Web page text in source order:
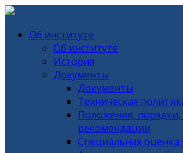
Об институте
Об институте
История
Документы
Документы
Техническая
Положения,
рекомендации
Специальная оценка